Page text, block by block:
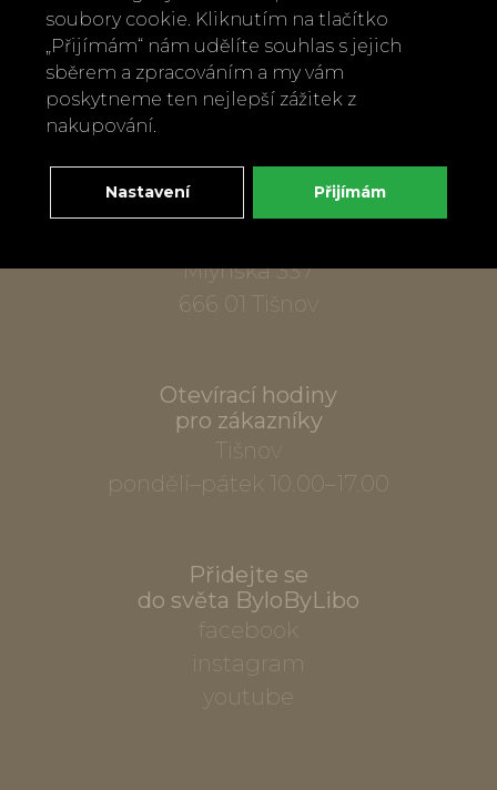
Zavolejte nám
+420 737 886 915
Napište nám
info@bylobylibo.cz
Setkejme se:
Mlýnská 337
666 01 Tišnov
Otevírací hodiny
pro zákazníky
Tišnov
pondělí–pátek 10.00–17.00
Přidejte se
do světa ByloByLibo
facebook
instagram
youtube
soubory cookie. Kliknutím na tlačítko
„Přijímám“ nám udělíte souhlas s jejich
sběrem a zpracováním a my vám
poskytneme ten nejlepší zážitek z
nakupování.
Nastavení Přijímám